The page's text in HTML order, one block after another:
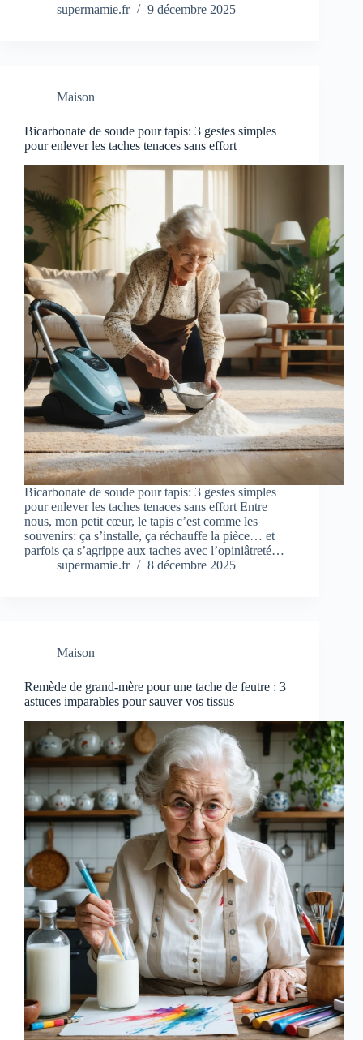
supermamie.fr
9 décembre 2025
Maison
Bicarbonate de soude pour tapis: 3 gestes simples
pour enlever les taches tenaces sans effort
Bicarbonate de soude pour tapis: 3 gestes simples
pour enlever les taches tenaces sans effort Entre
nous, mon petit cœur, le tapis c’est comme les
souvenirs: ça s’installe, ça réchauffe la pièce… et
parfois ça s’agrippe aux taches avec l’opiniâtreté…
supermamie.fr
8 décembre 2025
Maison
Remède de grand-mère pour une tache de feutre : 3
astuces imparables pour sauver vos tissus